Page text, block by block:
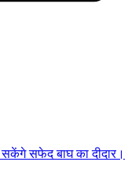
सफेद बाघ का दीदार।